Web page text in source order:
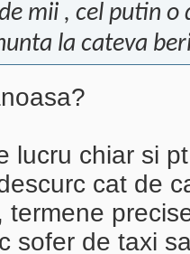
mii , cel putin
la cateva
lucru chiar si
cat de
termene
sofer de taxi